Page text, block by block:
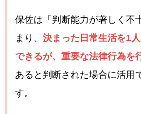
保佐は 「判断能力が著しく不
まり、 決まった日常生活を1
できるが、重要な法律行為を
あると判断された場合に活用
す。